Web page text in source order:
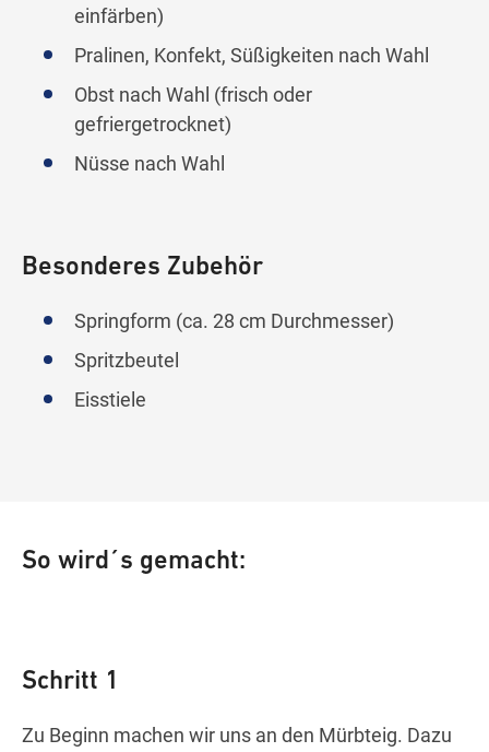
einfärben)
Pralinen, Konfekt, Süßigkeiten nach Wahl
Obst nach Wahl (frisch oder
gefriergetrocknet)
Nüsse nach Wahl
Besonderes Zubehör
Springform (ca. 28 cm Durchmesser)
Spritzbeutel
Eisstiele
So wird´s gemacht:
Schritt 1
Zu Beginn machen wir uns an den Mürbteig. Dazu